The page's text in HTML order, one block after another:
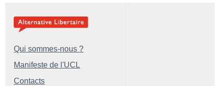
Qui sommes-nous ?
Manifeste de l'UCL
Contacts